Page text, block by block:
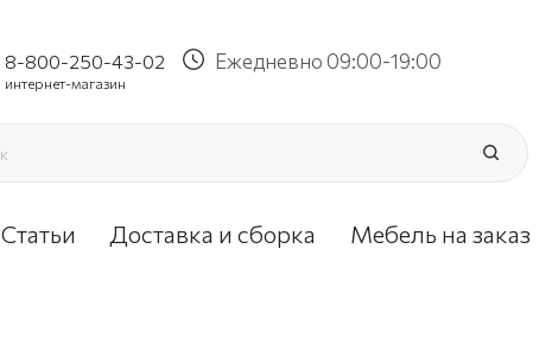
8-800-250-43-02
интернет-магазин
Ежедневно 09:00-19:00
Статьи Доставка и сборка Мебель на заказ